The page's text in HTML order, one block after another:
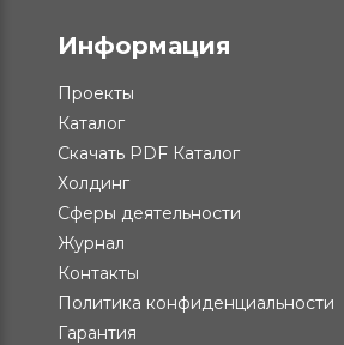
Информация
Проекты
Каталог
Скачать PDF Каталог
Холдинг
Сферы деятельности
Журнал
Контакты
Политика конфиденциальности
Гарантия